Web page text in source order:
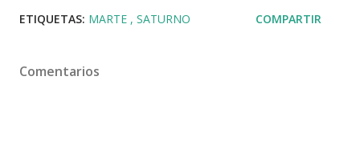
ETIQUETAS: MARTE SATURNO COMPARTIR
Comentarios